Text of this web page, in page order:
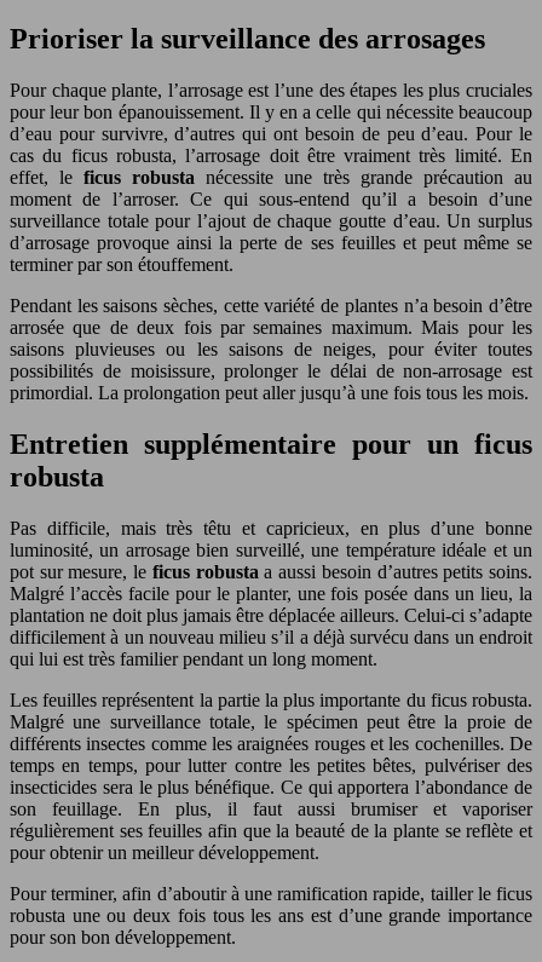
Prioriser la surveillance des arrosages
Pour chaque plante, l’arrosage est l’une des étapes les plus cruciales
pour leur bon épanouissement. Il y en a celle qui nécessite beaucoup
d’eau pour survivre, d’autres qui ont besoin de peu d’eau. Pour le
cas du ficus robusta, l’arrosage doit être vraiment très limité. En
effet, le ficus robusta nécessite une très grande précaution au
moment de l’arroser. Ce qui sous-entend qu’il a besoin d’une
surveillance totale pour l’ajout de chaque goutte d’eau. Un surplus
d’arrosage provoque ainsi la perte de ses feuilles et peut même se
terminer par son étouffement.
Pendant les saisons sèches, cette variété de plantes n’a besoin d’être
arrosée que de deux fois par semaines maximum. Mais pour les
saisons pluvieuses ou les saisons de neiges, pour éviter toutes
possibilités de moisissure, prolonger le délai de non-arrosage est
primordial. La prolongation peut aller jusqu’à une fois tous les mois.
Entretien supplémentaire pour un ficus
robusta
Pas difficile, mais très têtu et capricieux, en plus d’une bonne
luminosité, un arrosage bien surveillé, une température idéale et un
pot sur mesure, le ficus robusta a aussi besoin d’autres petits soins.
Malgré l’accès facile pour le planter, une fois posée dans un lieu, la
plantation ne doit plus jamais être déplacée ailleurs. Celui-ci s’adapte
difficilement à un nouveau milieu s’il a déjà survécu dans un endroit
qui lui est très familier pendant un long moment.
Les feuilles représentent la partie la plus importante du ficus robusta.
Malgré une surveillance totale, le spécimen peut être la proie de
différents insectes comme les araignées rouges et les cochenilles. De
temps en temps, pour lutter contre les petites bêtes, pulvériser des
insecticides sera le plus bénéfique. Ce qui apportera l’abondance de
son feuillage. En plus, il faut aussi brumiser et vaporiser
régulièrement ses feuilles afin que la beauté de la plante se reflète et
pour obtenir un meilleur développement.
Pour terminer, afin d’aboutir à une ramification rapide, tailler le ficus
robusta une ou deux fois tous les ans est d’une grande importance
pour son bon développement.